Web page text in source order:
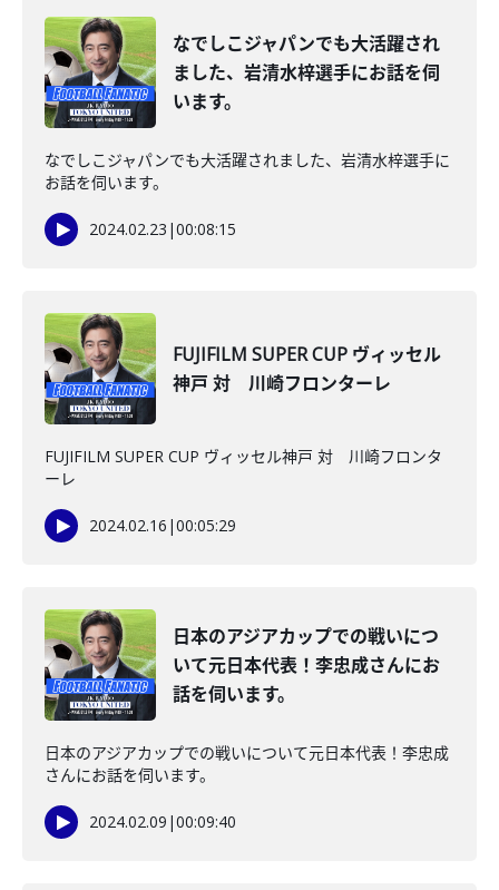
なでしこジャパンでも大活躍され
ました、岩清水梓選手にお話を伺
います。
なでしこジャパンでも大活躍されました、岩清水梓選手に
お話を伺います。
2024.02.23 |00:08:15
FUJIFILM SUPER CUP ヴィッセル
神戸 対 川崎フロンターレ
FUJIFILM SUPER CUP ヴィッセル神戸 対 川崎フロンタ
ーレ
2024.02.16 |00:05:29
日本のアジアカップでの戦いにつ
いて元日本代表！李忠成さんにお
話を伺います。
日本のアジアカップでの戦いについて元日本代表！李忠成
さんにお話を伺います。
2024.02.09 |00:09:40